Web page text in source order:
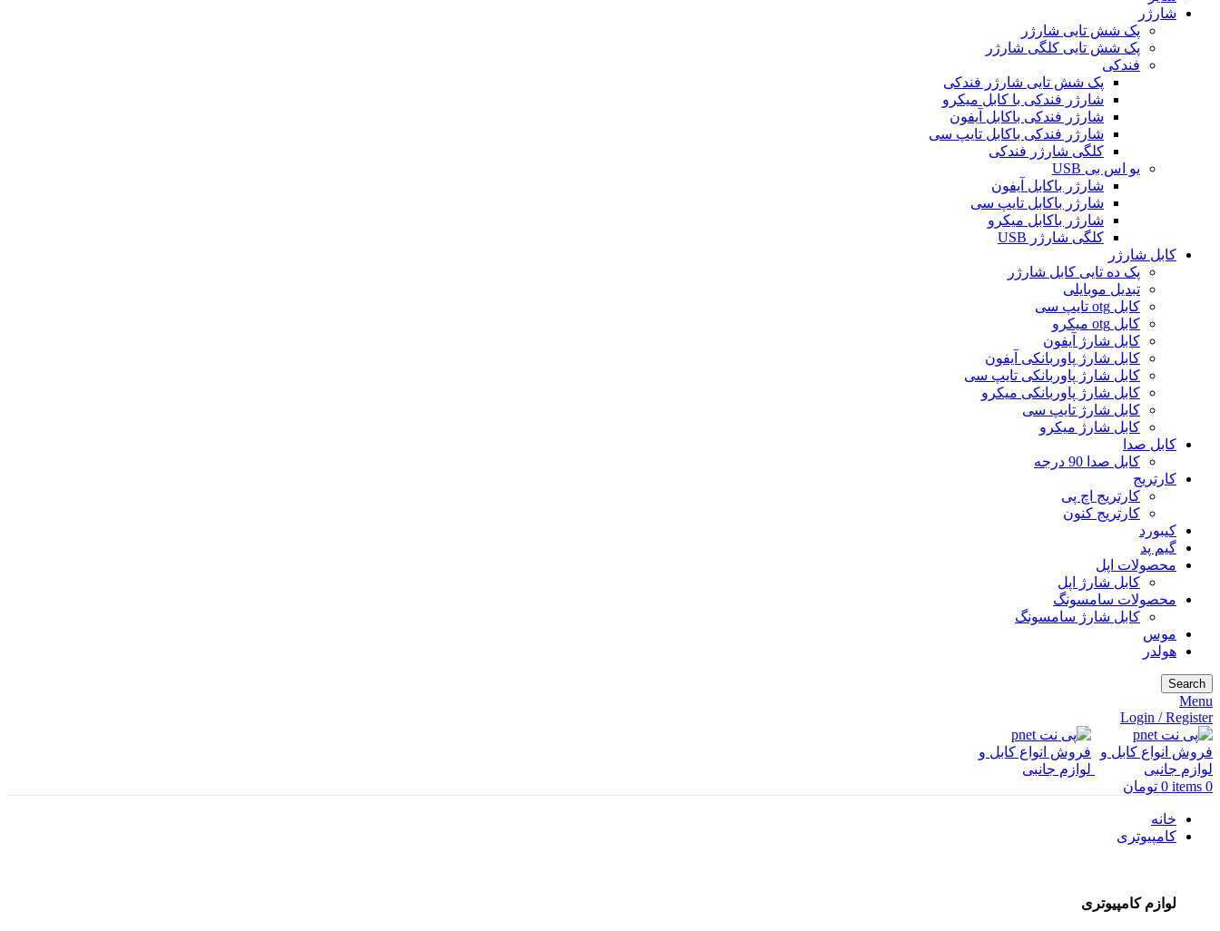
شارژر
پک شش تایی شارژر
پک شش تایی کلگی شارژر
فندکی
پک شش تایی شارژر فندکی
شارژر فندکی با کابل میکرو
شارژر فندکی باکابل آیفون
شارژر فندکی باکابل تایپ سی
کلگی شارژر فندکی
یو اس بی USB
شارژر باکابل آیفون
شارژر باکابل تایپ سی
شارژر باکابل میکرو
کلگی شارژر USB
کابل شارژر
پک ده تایی کابل شارژر
تبدیل موبایلی
کابل otg تایپ سی
کابل otg میکرو
کابل شارژ آیفون
کابل شارژ پاوربانکی آیفون
کابل شارژ پاوربانکی تایپ سی
کابل شارژ پاوربانکی میکرو
کابل شارژ تایپ سی
کابل شارژ میکرو
کابل صدا
کابل صدا 90 درجه
کارتریج
کارتریج اچ پی
کارتریج کنون
کیبورد
گیم پد
محصولات اپل
کابل شارژ اپل
محصولات سامسونگ
کابل شارژ سامسونگ
موس
هولدر
Search
Menu
Login / Register
0
items
0 تومان
خانه
کامپیوتری
لوازم کامپیوتری